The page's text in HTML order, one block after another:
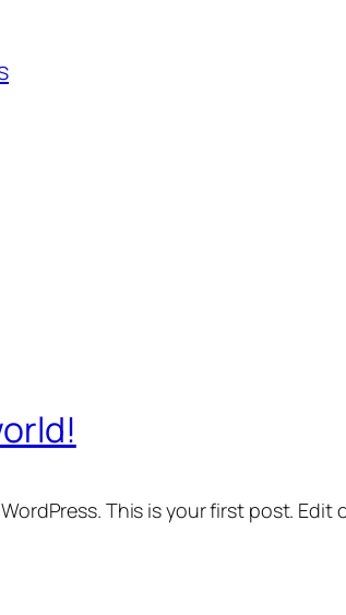
This is your first post.